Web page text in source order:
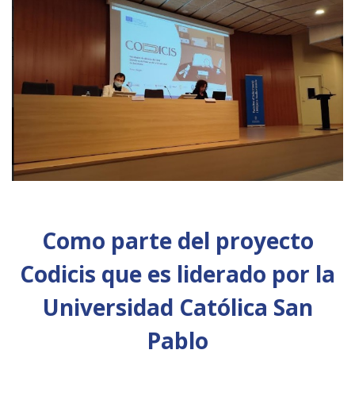
Como parte del proyecto
Codicis que es liderado por la
Universidad Católica San
Pablo